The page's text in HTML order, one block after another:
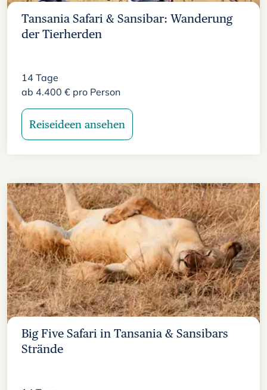
Tansania Safari & Sansibar: Wanderung
der Tierherden
14 Tage
ab 4.400 € pro Person
Reiseideen ansehen
Big Five Safari in Tansania & Sansibars
Strände